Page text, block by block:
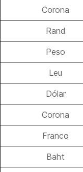
Corona
Rand
Peso
Leu
Dólar
Corona
Franco
Baht